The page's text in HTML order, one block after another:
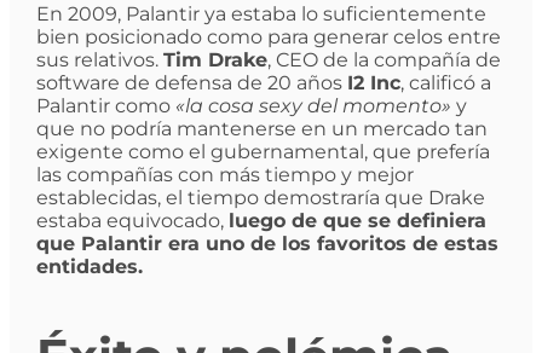
En 2009, Palantir ya estaba lo suficientemente
bien posicionado como para generar celos entre
sus relativos. Tim Drake, CEO de la compañía de
software de defensa de 20 años I2 Inc, calificó a
Palantir como «la cosa sexy del momento» y
que no podría mantenerse en un mercado tan
exigente como el gubernamental, que prefería
las compañías con más tiempo y mejor
establecidas, el tiempo demostraría que Drake
estaba equivocado, luego de que se definiera
que Palantir era uno de los favoritos de estas
entidades.